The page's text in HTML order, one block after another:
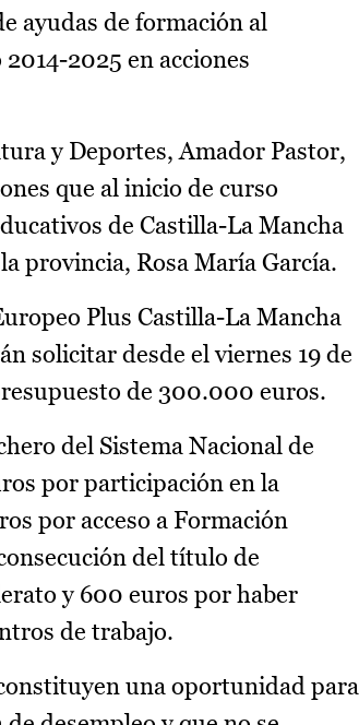
ayudas de formación al
2025 en acciones
y Deportes, Amador Pastor,
que al inicio de curso
de Castilla-La Mancha
provincia, Rosa María García.
Plus Castilla-La Mancha
solicitar desde el viernes 19 de
de 300.000 euros.
del Sistema Nacional de
por participación en la
por acceso a Formación
del título de
y 600 euros por haber
de trabajo.
una oportunidad para